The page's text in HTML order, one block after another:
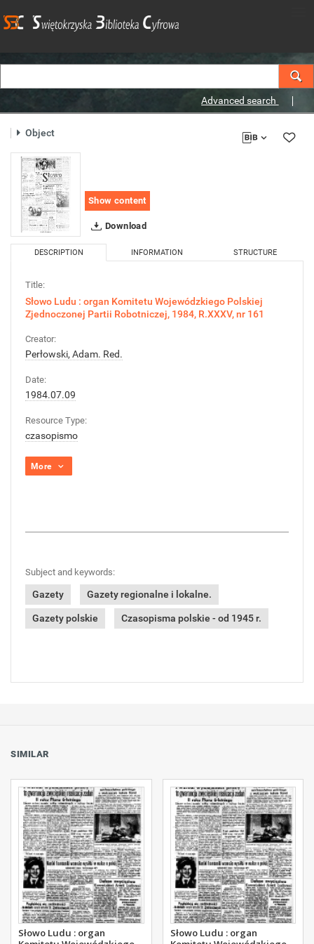
Advanced search
Object
Show content
Download
DESCRIPTION INFORMATION STRUCTURE
Title:
Słowo Ludu : organ Komitetu Wojewódzkiego Polskiej
Zjednoczonej Partii Robotniczej, 1984, R.XXXV, nr 161
Creator:
Perłowski, Adam. Red.
Date:
1984.07.09
Resource Type:
czasopismo
More
Subject and keywords:
Gazety Gazety regionalne i lokalne.
Gazety polskie Czasopisma polskie - od 1945 r.
SIMILAR
Słowo Ludu : organ
Słowo Ludu : organ